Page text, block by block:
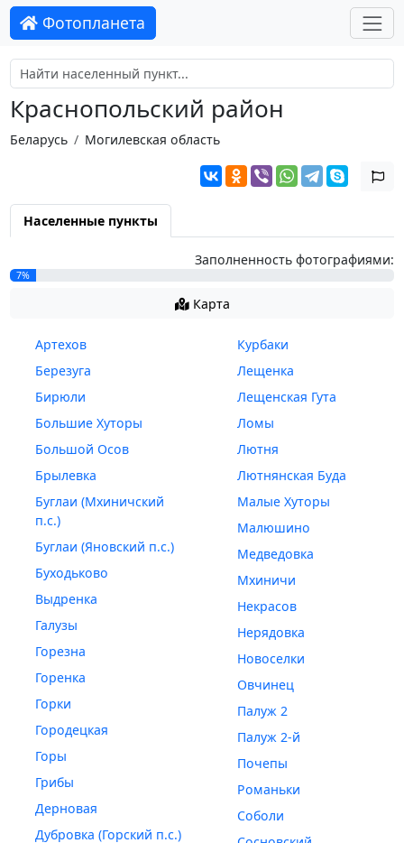
Фотопланета
Краснопольский район
Беларусь Могилевская область
Населенные пункты
Заполненность фотографиями:
7%
Карта
Артехов
Березуга
Бирюли
Большие Хуторы
Большой Осов
Брылевка
Буглаи (Мхиничский
п.с.)
Буглаи (Яновский п.с.)
Буходьково
Выдренка
Галузы
Горезна
Горенка
Горки
Городецкая
Горы
Грибы
Дерновая
Дубровка (Горский п.с.)
Курбаки
Лещенка
Лещенская Гута
Ломы
Лютня
Лютнянская Буда
Малые Хуторы
Малюшино
Медведовка
Мхиничи
Некрасов
Нерядовка
Новоселки
Овчинец
Палуж 2
Палуж 2-й
Почепы
Романьки
Соболи